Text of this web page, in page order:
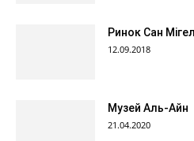
Ринок Сан
12.09.2018
Музей Аль-Айн
21.04.2020